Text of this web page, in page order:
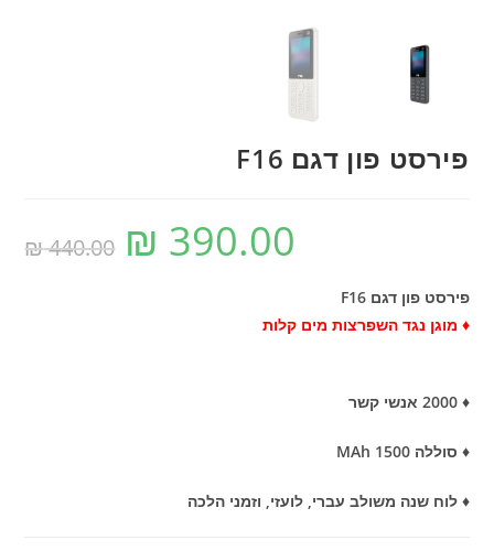
פירסט פון דגם F16
₪440.00
המחיר
המקורי
היה:
₪ 390.00
פירסט פון דגם F16
♦ מוגן נגד השפרצות מים קלות
♦ 2000 אנשי קשר
♦ סוללה 1500 MAh
♦ לוח שנה משולב עברי, לועזי, וזמני הלכה